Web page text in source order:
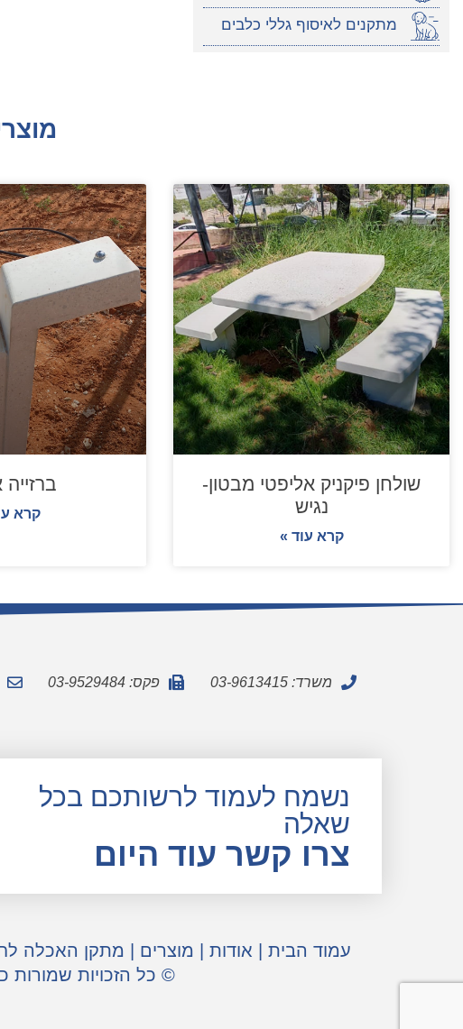
מתקנים לאיסוף גללי כלבים
שולחן פיקניק אליפטי מבטון-
נגיש
קרא עוד »
קרא
משרד: 03-9613415 פקס: 03-9529484
נשמח לעמוד לרשותכם בכל
שאלה
צרו קשר עוד היום
עמוד הבית | אודות | מוצרים | מתקן האכלה
© כל הזכויות